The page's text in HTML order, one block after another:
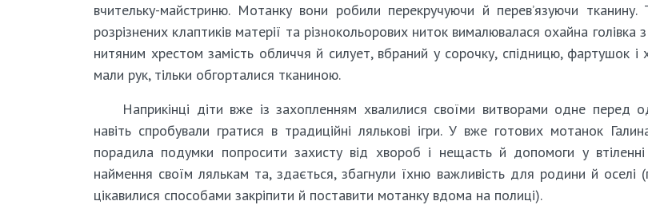
вчительку-майстриню. Мотанку вони робили перекручуючи й перев’язуючи тканину.
розрізнених клаптиків матерії та різнокольорових ниток вималювалася охайна
нитяним хрестом замість обличчя й силует, вбраний у сорочку, спідницю, фартушок і
мали рук, тільки обгорталися тканиною.
Наприкінці діти вже із захопленням хвалилися своїми витворами одне перед
навіть спробували гратися в традиційні лялькові ігри. У вже готових мотанок
порадила подумки попросити захисту від хвороб і нещасть й допомоги у
наймення своїм лялькам та, здається, збагнули їхню важливість для родини й оселі
цікавилися способами закріпити й поставити мотанку вдома на полиці).